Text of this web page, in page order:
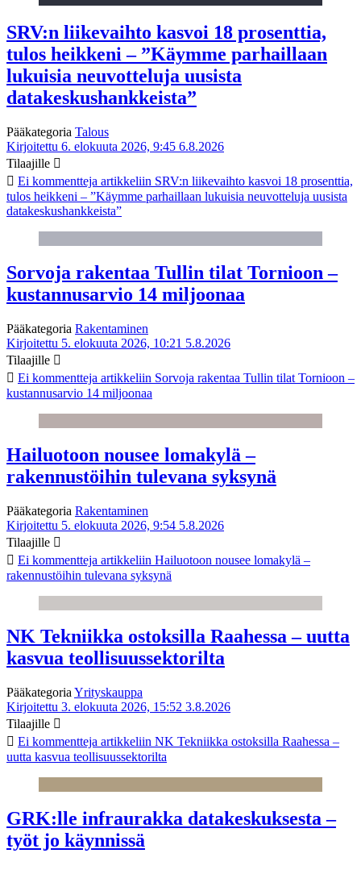
SRV:n liikevaihto kasvoi 18 prosenttia,
tulos heikkeni – ”Käymme parhaillaan
lukuisia neuvotteluja uusista
datakeskushankkeista”
Pääkategoria Talous
Kirjoitettu 6. elokuuta 2026, 9:45 6.8.2026
Tilaajille
Ei kommentteja artikkeliin SRV:n liikevaihto kasvoi 18 prosenttia,
tulos heikkeni – ”Käymme parhaillaan lukuisia neuvotteluja uusista
datakeskushankkeista”
Sorvoja rakentaa Tullin tilat Tornioon –
kustannusarvio 14 miljoonaa
Pääkategoria Rakentaminen
Kirjoitettu 5. elokuuta 2026, 10:21 5.8.2026
Tilaajille
Ei kommentteja artikkeliin Sorvoja rakentaa Tullin tilat Tornioon –
kustannusarvio 14 miljoonaa
Hailuotoon nousee lomakylä –
rakennustöihin tulevana syksynä
Pääkategoria Rakentaminen
Kirjoitettu 5. elokuuta 2026, 9:54 5.8.2026
Tilaajille
Ei kommentteja artikkeliin Hailuotoon nousee lomakylä –
rakennustöihin tulevana syksynä
NK Tekniikka ostoksilla Raahessa – uutta
kasvua teollisuussektorilta
Pääkategoria Yrityskauppa
Kirjoitettu 3. elokuuta 2026, 15:52 3.8.2026
Tilaajille
Ei kommentteja artikkeliin NK Tekniikka ostoksilla Raahessa –
uutta kasvua teollisuussektorilta
GRK:lle infraurakka datakeskuksesta –
työt jo käynnissä